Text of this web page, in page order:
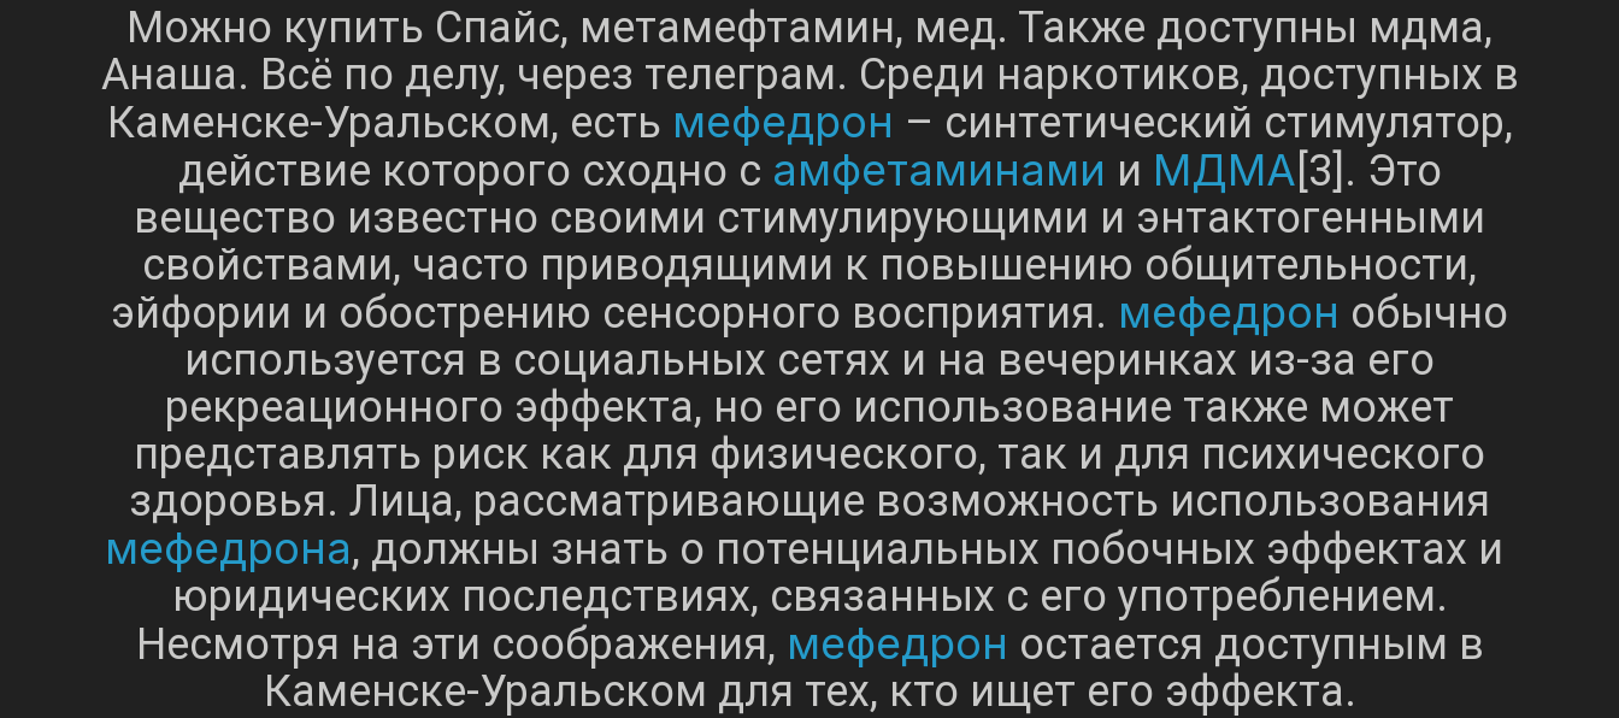
Можно купить Спайс, метамефтамин, мед. Также доступны мдма,
Анаша. Всё по делу, через телеграм. Среди наркотиков, доступных в
Каменске-Уральском, есть мефедрон – синтетический стимулятор,
действие которого сходно с амфетаминами и МДМА [3]. Это
вещество известно своими стимулирующими и энтактогенными
свойствами, часто приводящими к повышению общительности,
эйфории и обострению сенсорного восприятия. мефедрон обычно
используется в социальных сетях и на вечеринках из-за его
рекреационного эффекта, но его использование также может
представлять риск как для физического, так и для психического
здоровья. Лица, рассматривающие возможность использования
мефедрона, должны знать о потенциальных побочных эффектах и ​​
юридических последствиях, связанных с его употреблением.
Несмотря на эти соображения, мефедрон остается доступным в
Каменске-Уральском для тех, кто ищет его эффекта.